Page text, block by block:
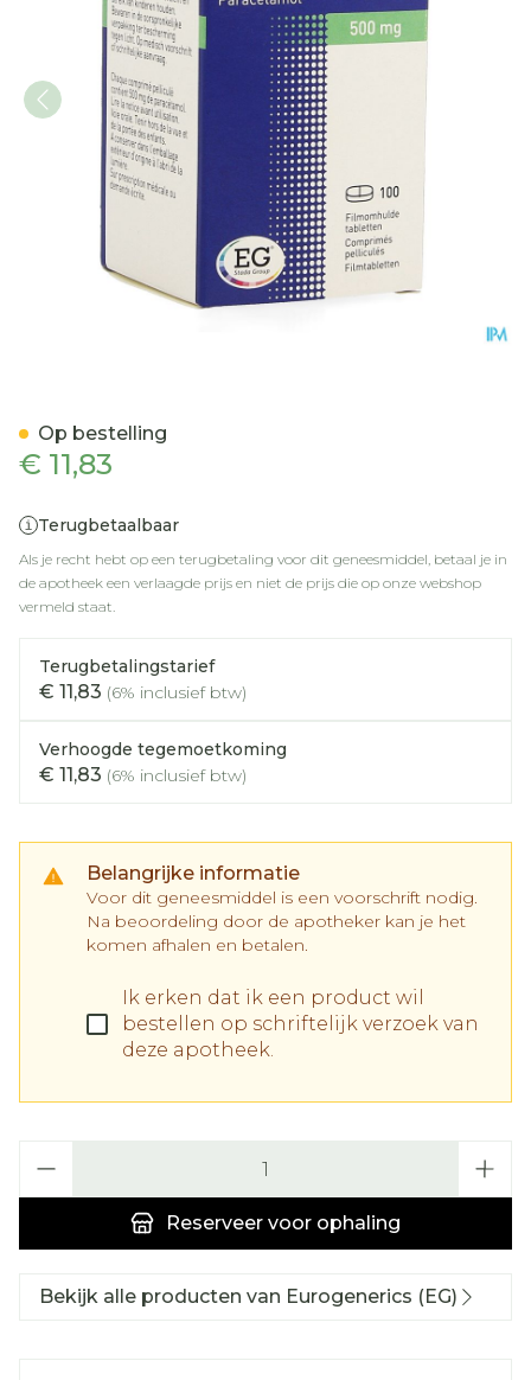
€ 11,83
Terugbetaalbaar
Als je recht hebt op een terugbetaling voor dit geneesmiddel, betaal je in
de apotheek een verlaagde prijs en niet de prijs die op onze webshop
vermeld staat.
Terugbetalingstarief
€ 11,83 (6% inclusief btw)
Verhoogde tegemoetkoming
€ 11,83 (6% inclusief btw)
Belangrijke informatie
Voor dit geneesmiddel is een voorschrift nodig.
Na beoordeling door de apotheker kan je het
komen afhalen en betalen.
Ik erken dat ik een product wil
bestellen op schriftelijk verzoek van
deze apotheek.
Reserveer voor ophaling
Op bestelling
Bekijk alle producten van Eurogenerics (EG)